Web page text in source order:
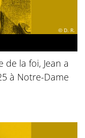
© D. R.
la foi, Jean a
à Notre-Dame